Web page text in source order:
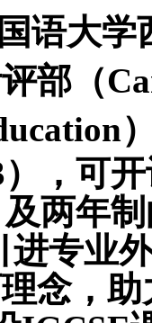
语大学
部（
），可
两年
进专业
念，